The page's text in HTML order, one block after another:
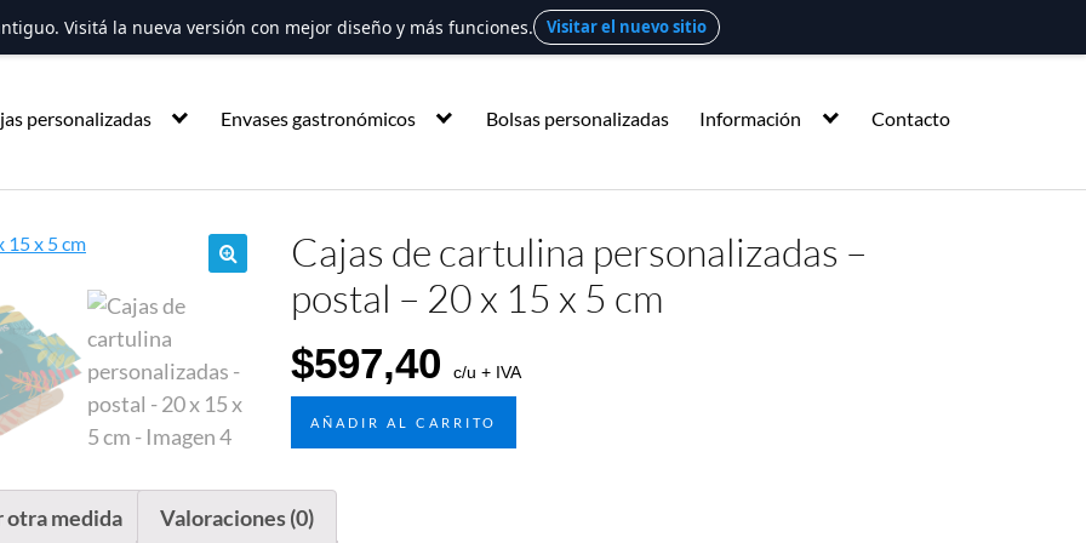
personalizadas Envases gastronómicos Bolsas personalizadas Información Contacto
Cajas de cartulina personalizadas –
postal – 20 x 15 x 5 cm
$597,40 c/u + IVA
AÑADIR AL CARRITO
otra medida Valoraciones (0)
Visitá la nueva versión con mejor diseño y más funciones. Visitar el nuevo sitio